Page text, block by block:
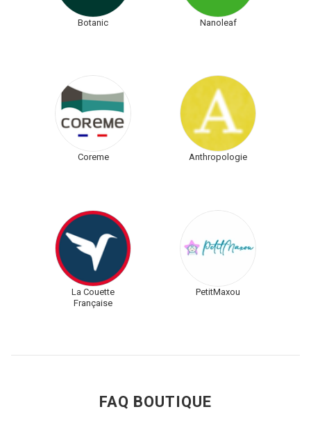
Botanic Nanoleaf
Coreme Anthropologie
La Couette
Française
PetitMaxou
FAQ BOUTIQUE